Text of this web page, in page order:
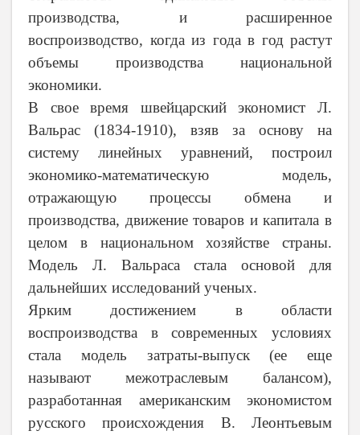
производства, и расширенное
воспроизводство, когда из года в год растут
объемы производства национальной
экономики.
В свое время швейцарский экономист Л.
Вальрас (1834-1910), взяв за основу на
систему линейных уравнений, построил
экономико-математическую модель,
отражающую процессы обмена и
производства, движение товаров и капитала в
целом в национальном хозяйстве страны.
Модель Л. Вальраса стала основой для
дальнейших исследований ученых.
Ярким достижением в области
воспроизводства в современных условиях
стала модель затраты-выпуск (ее еще
называют межотраслевым балансом),
разработанная американским экономистом
русского происхождения В. Леонтьевым